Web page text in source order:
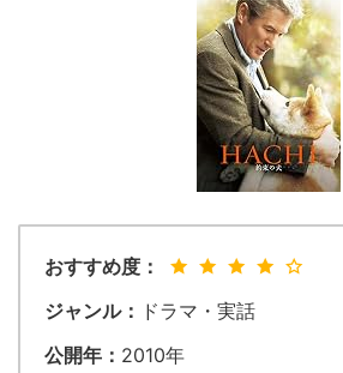
おすすめ度：
ジャンル： ドラマ・実話
公開年： 2010年